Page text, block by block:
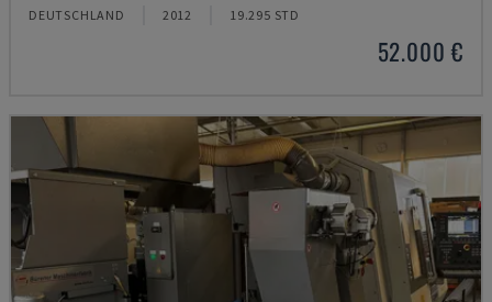
DEUTSCHLAND 2012 19.295 STD
52.000 €